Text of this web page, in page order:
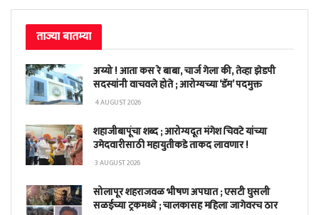
ताज्या बातम्या
अय्यो ! आता कस रे बाबा, चार्ज गेला की, तेव्हा झेडपी
सदस्यांनी वाचवले होते ; आरोग्यच्या ‘डॅम’ पदमुक्त
4 AUGUST 2026
शहाजीबापूंचा शब्द ; आरोग्यदूत मंगेश चिवटे यांच्या
उमेदवारीसाठी महायुतीकडे ताकद लावणार !
3 AUGUST 2026
सोलापूर शहराजवळ भीषण अपघात ; एसटी घुसली
सळईच्या ट्रकमध्ये ; चालकासह महिला जागेवरच ठार